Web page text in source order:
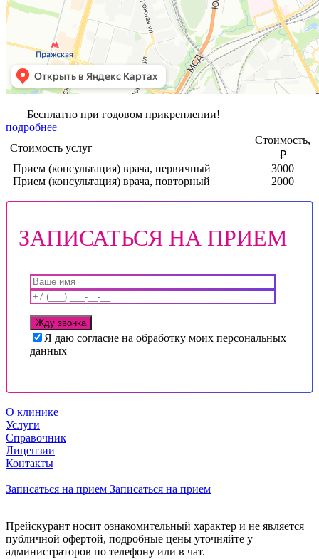
Бесплатно при годовом прикреплении!
подробнее
Стоимость услуг
Стоимость,
₽
Прием (консультация) врача, первичный
3000
Прием (консультация) врача, повторный
2000
ЗАПИСАТЬСЯ НА ПРИЕМ
Я даю согласие на обработку моих персональных
данных
О клинике
Услуги
Справочник
Лицензии
Контакты
Записаться на прием Записаться на прием
Прейскурант носит ознакомительный характер и не является
публичной офертой, подробные цены уточняйте у
администраторов по телефону или в чат.